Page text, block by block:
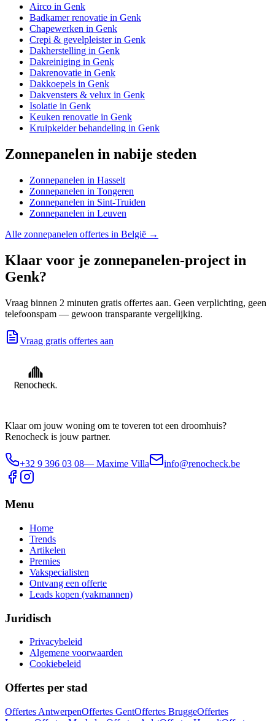
Airco in Genk
Badkamer renovatie in Genk
Chapewerken in Genk
Crepi & gevelpleisterin Genk
Dakherstelling in Genk
Dakreiniging in Genk
Dakrenovatie in Genk
Dakkoepels in Genk
Dakvensters & velux in Genk
Isolatie in Genk
Keuken renovatie in Genk
Kruipkelder behandeling in Genk
Zonnepanelen in nabije steden
Zonnepanelen in Hasselt
Zonnepanelen in Tongeren
Zonnepanelen in Sint-Truiden
Zonnepanelen in Leuven
Alle zonnepanelen offertes in België →
Klaar voor je zonnepanelen-project in
Genk?
Vraag binnen 2 minuten gratis offertes aan. Geen verplichting, geen
telefoonspam — gewoon transparante vergelijking.
Vraag gratis offertes aan
Klaar om jouw woning om te toveren tot een droomhuis?
Renocheck is jouw partner.
+32 9 396 03 08— Maxime Villa info@renocheck.be
Menu
Home
Trends
Artikelen
Premies
Vakspecialisten
Ontvang een offerte
Leads kopen (vakmannen)
Juridisch
Privacybeleid
Algemene voorwaarden
Cookiebeleid
Offertes per stad
Offertes AntwerpenOffertes GentOffertes BruggeOffertes